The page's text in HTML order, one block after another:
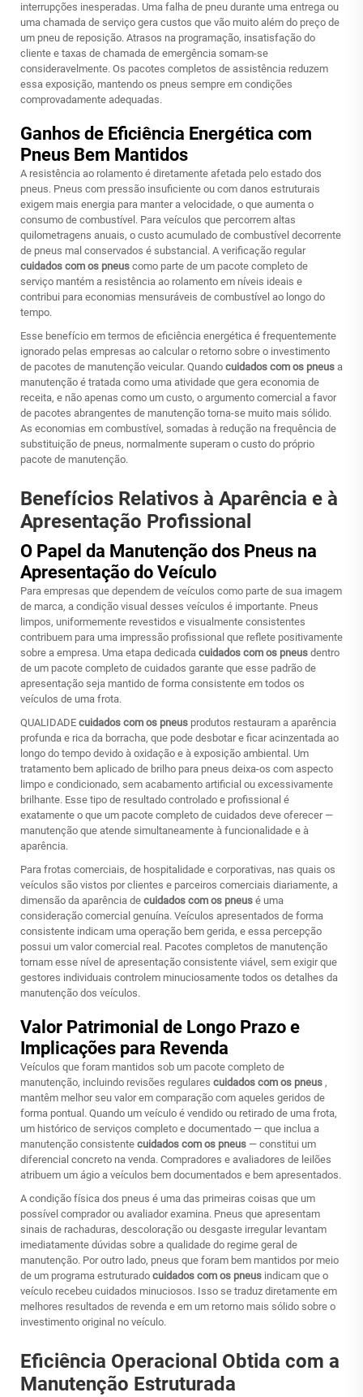
interrupções inesperadas. Uma falha de pneu durante uma entrega ou
uma chamada de serviço gera custos que vão muito além do preço de
um pneu de reposição. Atrasos na programação, insatisfação do
cliente e taxas de chamada de emergência somam-se
consideravelmente. Os pacotes completos de assistência reduzem
essa exposição, mantendo os pneus sempre em condições
comprovadamente adequadas.
Ganhos de Eficiência Energética com
Pneus Bem Mantidos
A resistência ao rolamento é diretamente afetada pelo estado dos
pneus. Pneus com pressão insuficiente ou com danos estruturais
exigem mais energia para manter a velocidade, o que aumenta o
consumo de combustível. Para veículos que percorrem altas
quilometragens anuais, o custo acumulado de combustível decorrente
de pneus mal conservados é substancial. A verificação regular
cuidados com os pneus como parte de um pacote completo de
serviço mantém a resistência ao rolamento em níveis ideais e
contribui para economias mensuráveis de combustível ao longo do
tempo.
Esse benefício em termos de eficiência energética é frequentemente
ignorado pelas empresas ao calcular o retorno sobre o investimento
de pacotes de manutenção veicular. Quando cuidados com os pneus a
manutenção é tratada como uma atividade que gera economia de
receita, e não apenas como um custo, o argumento comercial a favor
de pacotes abrangentes de manutenção torna-se muito mais sólido.
As economias em combustível, somadas à redução na frequência de
substituição de pneus, normalmente superam o custo do próprio
pacote de manutenção.
Benefícios Relativos à Aparência e à
Apresentação Profissional
O Papel da Manutenção dos Pneus na
Apresentação do Veículo
Para empresas que dependem de veículos como parte de sua imagem
de marca, a condição visual desses veículos é importante. Pneus
limpos, uniformemente revestidos e visualmente consistentes
contribuem para uma impressão profissional que reflete positivamente
sobre a empresa. Uma etapa dedicada cuidados com os pneus dentro
de um pacote completo de cuidados garante que esse padrão de
apresentação seja mantido de forma consistente em todos os
veículos de uma frota.
QUALIDADE cuidados com os pneus produtos restauram a aparência
profunda e rica da borracha, que pode desbotar e ficar acinzentada ao
longo do tempo devido à oxidação e à exposição ambiental. Um
tratamento bem aplicado de brilho para pneus deixa-os com aspecto
limpo e condicionado, sem acabamento artificial ou excessivamente
brilhante. Esse tipo de resultado controlado e profissional é
exatamente o que um pacote completo de cuidados deve oferecer —
manutenção que atende simultaneamente à funcionalidade e à
aparência.
Para frotas comerciais, de hospitalidade e corporativas, nas quais os
veículos são vistos por clientes e parceiros comerciais diariamente, a
dimensão da aparência de cuidados com os pneus é uma
consideração comercial genuína. Veículos apresentados de forma
consistente indicam uma operação bem gerida, e essa percepção
possui um valor comercial real. Pacotes completos de manutenção
tornam esse nível de apresentação consistente viável, sem exigir que
gestores individuais controlem minuciosamente todos os detalhes da
manutenção dos veículos.
Valor Patrimonial de Longo Prazo e
Implicações para Revenda
Veículos que foram mantidos sob um pacote completo de
manutenção, incluindo revisões regulares cuidados com os pneus ,
mantêm melhor seu valor em comparação com aqueles geridos de
forma pontual. Quando um veículo é vendido ou retirado de uma frota,
um histórico de serviços completo e documentado — que inclua a
manutenção consistente cuidados com os pneus — constitui um
diferencial concreto na venda. Compradores e avaliadores de leilões
atribuem um ágio a veículos bem documentados e bem apresentados.
A condição física dos pneus é uma das primeiras coisas que um
possível comprador ou avaliador examina. Pneus que apresentam
sinais de rachaduras, descoloração ou desgaste irregular levantam
imediatamente dúvidas sobre a qualidade do regime geral de
manutenção. Por outro lado, pneus que foram bem mantidos por meio
de um programa estruturado cuidados com os pneus indicam que o
veículo recebeu cuidados minuciosos. Isso se traduz diretamente em
melhores resultados de revenda e em um retorno mais sólido sobre o
investimento original no veículo.
Eficiência Operacional Obtida com a
Manutenção Estruturada